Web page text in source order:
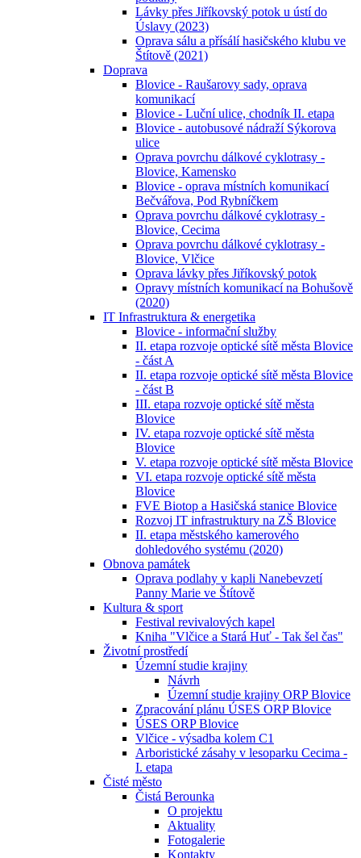
Lávky přes Jiříkovský potok u ústí do
Úslavy (2023)
Oprava sálu a přísálí hasičského klubu ve
Štítově (2021)
Doprava
Blovice - Raušarovy sady, oprava
komunikací
Blovice - Luční ulice, chodník II. etapa
Blovice - autobusové nádraží Sýkorova
ulice
Oprava povrchu dálkové cyklotrasy -
Blovice, Kamensko
Blovice - oprava místních komunikací
Bečvářova, Pod Rybníčkem
Oprava povrchu dálkové cyklotrasy -
Blovice, Cecima
Oprava povrchu dálkové cyklotrasy -
Blovice, Vlčice
Oprava lávky přes Jiříkovský potok
Opravy místních komunikací na Bohušově
(2020)
IT Infrastruktura & energetika
Blovice - informační služby
II. etapa rozvoje optické sítě města Blovice
- část A
II. etapa rozvoje optické sítě města Blovice
- část B
III. etapa rozvoje optické sítě města
Blovice
IV. etapa rozvoje optické sítě města
Blovice
V. etapa rozvoje optické sítě města Blovice
VI. etapa rozvoje optické sítě města
Blovice
FVE Biotop a Hasičská stanice Blovice
Rozvoj IT infrastruktury na ZŠ Blovice
II. etapa městského kamerového
dohledového systému (2020)
Obnova památek
Oprava podlahy v kapli Nanebevzetí
Panny Marie ve Štítově
Kultura & sport
Festival revivalových kapel
Kniha "Vlčice a Stará Huť - Tak šel čas"
Životní prostředí
Územní studie krajiny
Návrh
Územní studie krajiny ORP Blovice
Zpracování plánu ÚSES ORP Blovice
ÚSES ORP Blovice
Vlčice - výsadba kolem C1
Arboristické zásahy v lesoparku Cecima -
I. etapa
Čisté město
Čistá Berounka
O projektu
Aktuality
Fotogalerie
Kontakty